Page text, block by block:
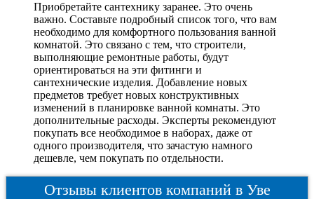
Приобретайте сантехнику заранее. Это очень
важно. Составьте подробный список того, что вам
необходимо для комфортного пользования ванной
комнатой. Это связано с тем, что строители,
выполняющие ремонтные работы, будут
ориентироваться на эти фитинги и
сантехнические изделия. Добавление новых
предметов требует новых конструктивных
изменений в планировке ванной комнаты. Это
дополнительные расходы. Эксперты рекомендуют
покупать все необходимое в наборах, даже от
одного производителя, что зачастую намного
дешевле, чем покупать по отдельности.
Отзывы клиентов компаний в Уве